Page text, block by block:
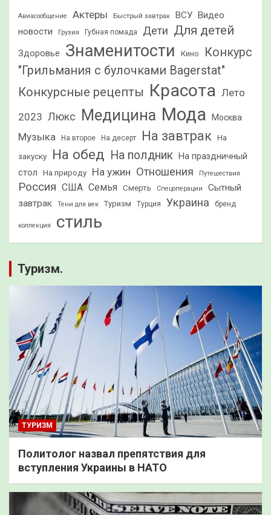
Авиасообщение Актеры Быстрый завтрак ВСУ Видео
новости
Грузия Губная помада Дети Для детей
Здоровье Знаменитости Кино
Конкурс
"Грильмания с булочками Bagerstat"
Конкурсные рецепты Красота Лето
2023 Люкс Медицина Мода Москва
Музыка На второе На десерт На завтрак На
закуску На обед На полдник На праздничный
стол
На природу На ужин Отношения Путешествия
Россия США Семья Смерть Спецоперации
Сытный
завтрак
Тени для век Туризм Турция Украина бренд
коллекция стиль
Туризм.
ТУРИЗМ
Политолог назвал препятствия для
вступления Украины в НАТО